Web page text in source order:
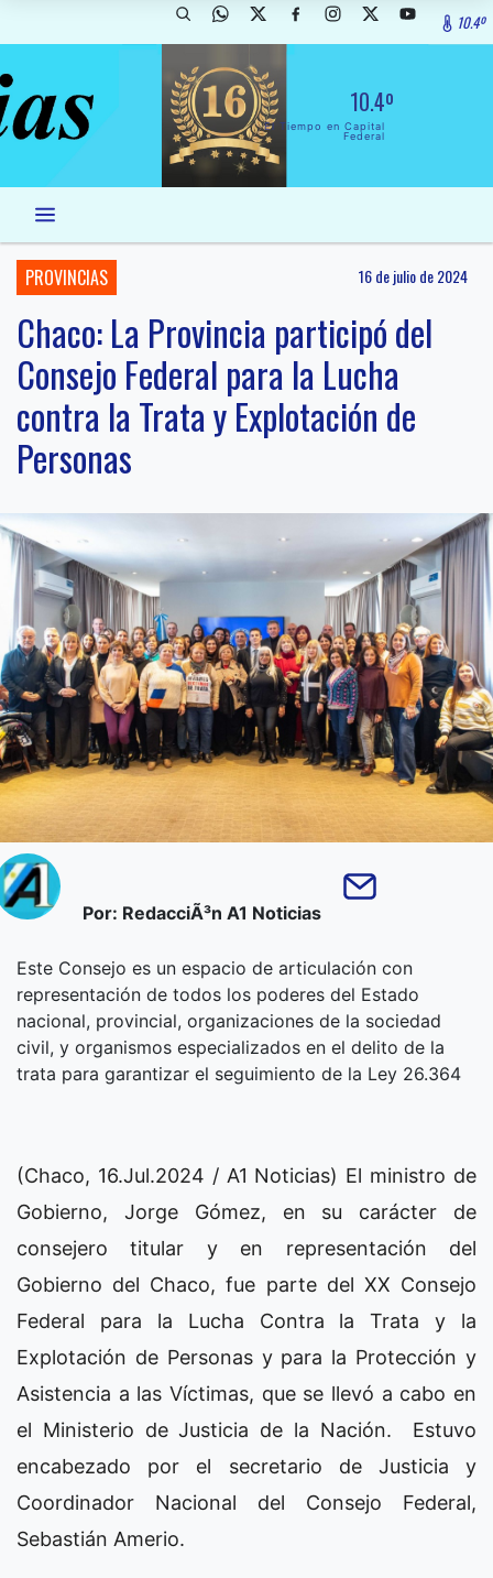
10.4º
10.4º
El Tiempo en Capital
Federal
PROVINCIAS 16 de julio de 2024
Chaco: La Provincia participó del
Consejo Federal para la Lucha
contra la Trata y Explotación de
Personas
Por: RedacciÃ³n A1 Noticias
Este Consejo es un espacio de articulación con
representación de todos los poderes del Estado
nacional, provincial, organizaciones de la sociedad
civil, y organismos especializados en el delito de la
trata para garantizar el seguimiento de la Ley 26.364
(Chaco, 16.Jul.2024 / A1 Noticias) El ministro de
Gobierno, Jorge Gómez, en su carácter de
consejero titular y en representación del
Gobierno del Chaco, fue parte del XX Consejo
Federal para la Lucha Contra la Trata y la
Explotación de Personas y para la Protección y
Asistencia a las Víctimas, que se llevó a cabo en
el Ministerio de Justicia de la Nación. Estuvo
encabezado por el secretario de Justicia y
Coordinador Nacional del Consejo Federal,
Sebastián Amerio.